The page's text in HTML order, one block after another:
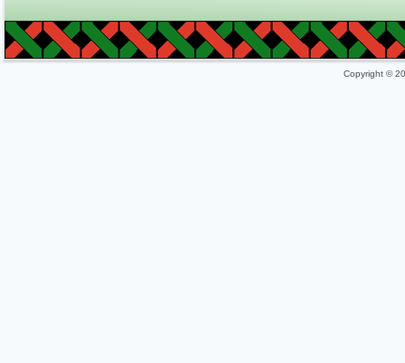
Copyright ©